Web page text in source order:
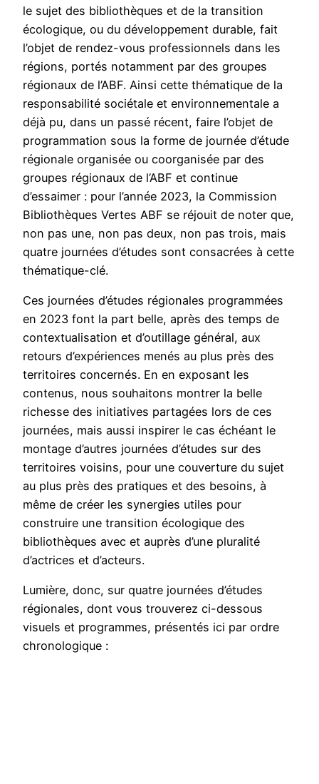
le sujet des bibliothèques et de la transition
écologique, ou du développement durable, fait
l’objet de rendez-vous professionnels dans les
régions, portés notamment par des groupes
régionaux de l’ABF. Ainsi cette thématique de la
responsabilité sociétale et environnementale a
déjà pu, dans un passé récent, faire l’objet de
programmation sous la forme de journée d’étude
régionale organisée ou coorganisée par des
groupes régionaux de l’ABF et continue
d’essaimer : pour l’année 2023, la Commission
Bibliothèques Vertes ABF se réjouit de noter que,
non pas une, non pas deux, non pas trois, mais
quatre journées d’études sont consacrées à cette
thématique-clé.
Ces journées d’études régionales programmées
en 2023 font la part belle, après des temps de
contextualisation et d’outillage général, aux
retours d’expériences menés au plus près des
territoires concernés. En en exposant les
contenus, nous souhaitons montrer la belle
richesse des initiatives partagées lors de ces
journées, mais aussi inspirer le cas échéant le
montage d’autres journées d’études sur des
territoires voisins, pour une couverture du sujet
au plus près des pratiques et des besoins, à
même de créer les synergies utiles pour
construire une transition écologique des
bibliothèques avec et auprès d’une pluralité
d’actrices et d’acteurs.
Lumière, donc, sur quatre journées d’études
régionales, dont vous trouverez ci-dessous
visuels et programmes, présentés ici par ordre
chronologique :